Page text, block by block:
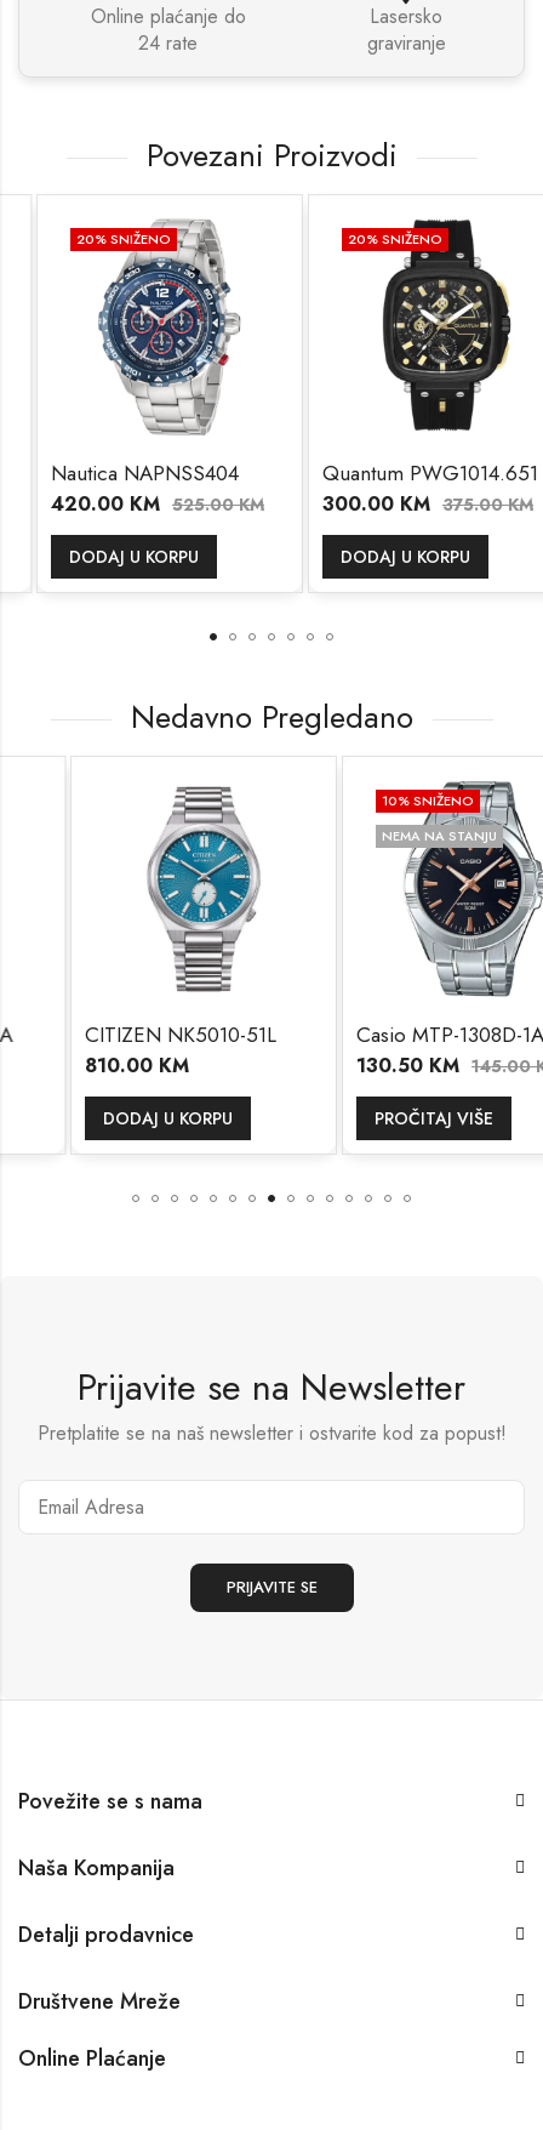
Online plaćanje do
24 rate
Lasersko
graviranje
Povezani Proizvodi
% SNIŽENO
Nautica NAPNSS404
420.00KM 525.00KM
DODAJ U KORPU
% SNIŽENO
Quantum PWG1014.651
300.00KM 375.00KM
DODAJ U KORPU
Nedavno Pregledano
CITIZEN NK5010-51L
810.00KM
DODAJ U KORPU
% SNIŽENO
NEMA NA STANJU
Casio MTP-1308D-1A2VDF
130.50KM 145.00KM
PROČITAJ VIŠE
Prijavite se na Newsletter
Pretplatite se na naš newsletter i ostvarite kod za popust!
Povežite se s nama
Naša Kompanija
Detalji prodavnice
Društvene Mreže
Online Plaćanje